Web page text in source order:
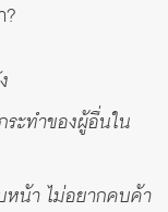
ระทำของผู้อื่นใน
น้า ไม่อยากคบค้า